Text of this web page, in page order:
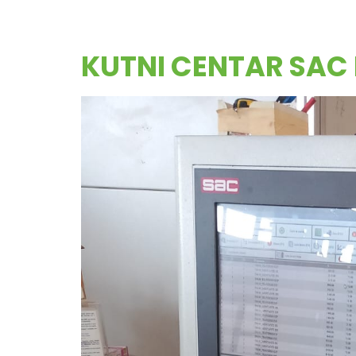
KUTNI CENTAR